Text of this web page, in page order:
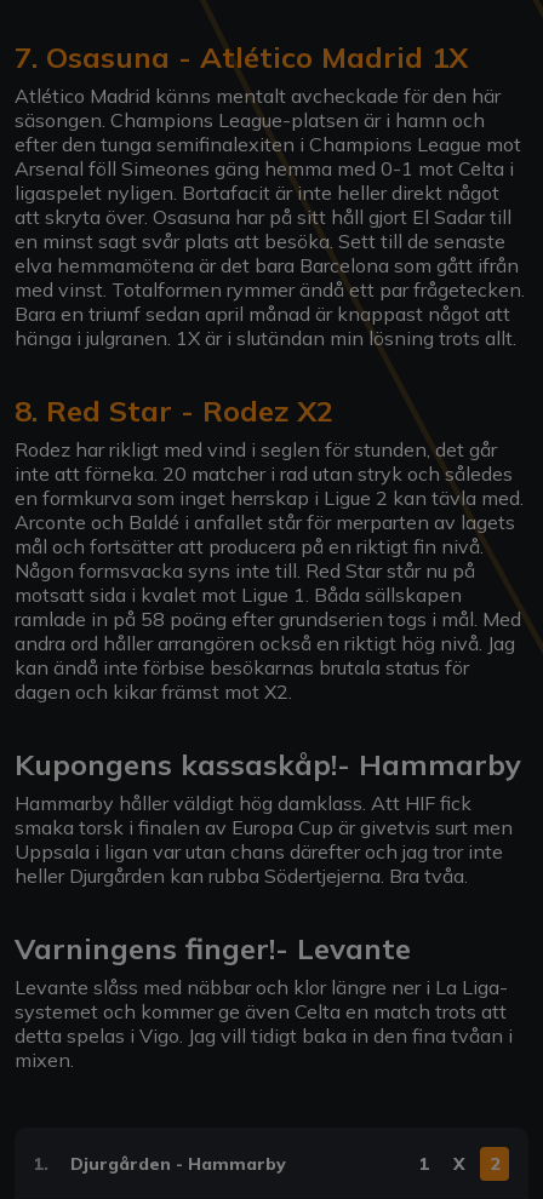
7. Osasuna - Atlético Madrid 1X
Atlético Madrid känns mentalt avcheckade för den här
säsongen. Champions League-platsen är i hamn och
efter den tunga semifinalexiten i Champions League mot
Arsenal föll Simeones gäng hemma med 0-1 mot Celta i
ligaspelet nyligen. Bortafacit är inte heller direkt något
att skryta över. Osasuna har på sitt håll gjort El Sadar till
en minst sagt svår plats att besöka. Sett till de senaste
elva hemmamötena är det bara Barcelona som gått ifrån
med vinst. Totalformen rymmer ändå ett par frågetecken.
Bara en triumf sedan april månad är knappast något att
hänga i julgranen. 1X är i slutändan min lösning trots allt.
8. Red Star - Rodez X2
Rodez har rikligt med vind i seglen för stunden, det går
inte att förneka. 20 matcher i rad utan stryk och således
en formkurva som inget herrskap i Ligue 2 kan tävla med.
Arconte och Baldé i anfallet står för merparten av lagets
mål och fortsätter att producera på en riktigt fin nivå.
Någon formsvacka syns inte till. Red Star står nu på
motsatt sida i kvalet mot Ligue 1. Båda sällskapen
ramlade in på 58 poäng efter grundserien togs i mål. Med
andra ord håller arrangören också en riktigt hög nivå. Jag
kan ändå inte förbise besökarnas brutala status för
dagen och kikar främst mot X2.
Kupongens kassaskåp!- Hammarby
Hammarby håller väldigt hög damklass. Att HIF fick
smaka torsk i finalen av Europa Cup är givetvis surt men
Uppsala i ligan var utan chans därefter och jag tror inte
heller Djurgården kan rubba Södertjejerna. Bra tvåa.
Varningens finger!- Levante
Levante slåss med näbbar och klor längre ner i La Liga-
systemet och kommer ge även Celta en match trots att
detta spelas i Vigo. Jag vill tidigt baka in den fina tvåan i
mixen.
1. Djurgården - Hammarby 1 X 2